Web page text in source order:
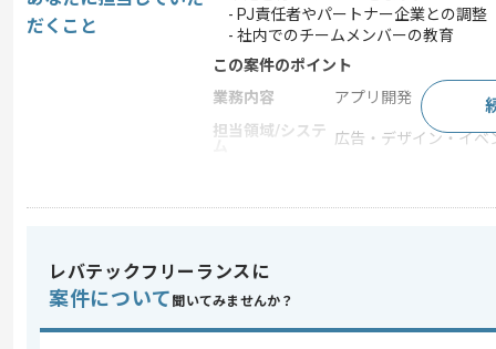
だくこと
- PJ責任者やパートナー企業との調整
- 社内でのチームメンバーの教育
この案件のポイント
業務内容
アプリ開発
担当領域/システ 広告・デザイン・イベ
スキル
求めるスキル
・PMの経験2年程度
レバテックフリーランスに
案件について 聞いてみませんか？